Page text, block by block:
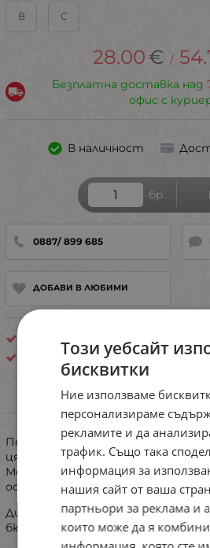
В С
28.00 € /
Безплатна доставка над
офис с
В наличност
бр.
0887/ 899 685
ДОБАВИ В ЛЮБИМИ
​Подчертайте фигурата си с
цял бански, който съчетава
Моделът е проектиран да ласкае
осигурява увереност на плажа
​Дизайн: Ефектно преплитане
бюста, което придава обем и
Този уебсайт
бисквитки
Ние използваме
персонализираме
рекламите и да
трафик. Също така
информация за
нашия сайт от ваша
партньори за реклама и
които може да я